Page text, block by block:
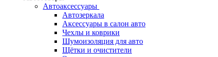
Автоаксессуары
Автозеркала
Аксессуары в салон авто
Чехлы и коврики
Шумоизоляция для авто
Щётки и очистители